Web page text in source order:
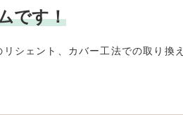
です！
シェント、カバー工法での取り換え